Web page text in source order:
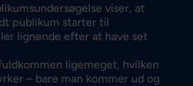
viser, at
publikum starter til
lignende efter at have set
ligemeget, hvilken
– bare man kommer ud og